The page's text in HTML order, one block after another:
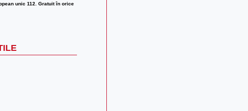
unic 112. Gratuit în orice